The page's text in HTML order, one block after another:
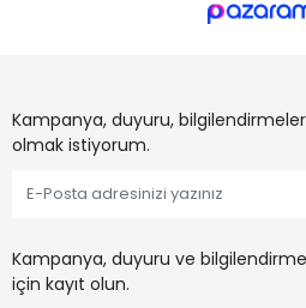
Kampanya, duyuru,
olmak istiyorum.
Kampanya, duyuru ve
için kayıt olun.